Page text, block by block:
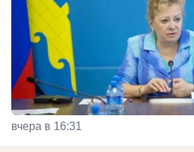
вчера в 16:31